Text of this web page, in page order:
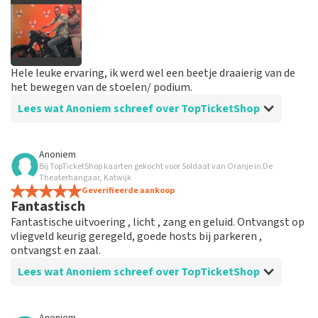
Hele leuke ervaring, ik werd wel een beetje draaierig van de
het bewegen van de stoelen/ podium.
Lees wat Anoniem schreef over TopTicketShop
Beoordeling van Anoniem over
Prima!
Handig site, goede communicatie en duidelijke
berichten via de mail
Anoniem
Bij TopTicketShop kaarten gekocht voor Soldaat van Oranje in De
Theaterhangaar, Katwijk
Geverifieerde aankoop
Fantastisch
Fantastische uitvoering , licht , zang en geluid. Ontvangst op
vliegveld keurig geregeld, goede hosts bij parkeren ,
ontvangst en zaal.
Lees wat Anoniem schreef over TopTicketShop
Beoordeling van Anoniem over